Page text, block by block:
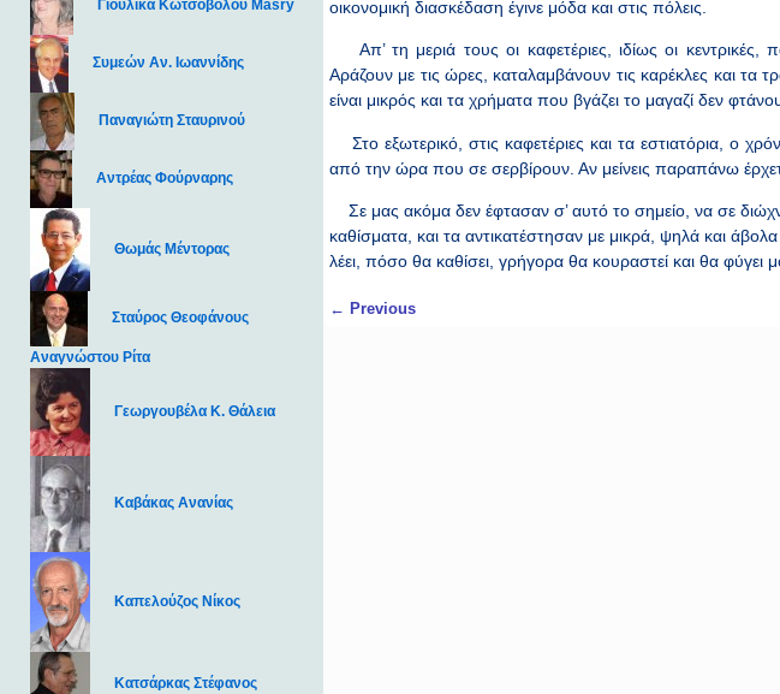
Γιούλικα Κωτσοβόλου Masry
Συμεών Αν. Ιωαννίδης
Παναγιώτη Σταυρινού
Αντρέας Φούρναρης
Θωμάς Μέντορας
Σταύρος Θεοφάνους
Αναγνώστου Ρίτα
Γεωργουβέλα Κ. Θάλεια
Καβάκας Ανανίας
Καπελούζος Νίκος
Κατσάρκας Στέφανος
οικονομική διασκέδαση έγινε μόδα και στις πόλεις.
Απ’ τη μεριά τους οι καφετέριες, ιδίως οι κεντρικές,
Αράζουν με τις ώρες, καταλαμβάνουν τις καρέκλες και τα
είναι μικρός και τα χρήματα που βγάζει το μαγαζί δεν
Στο εξωτερικό, στις καφετέριες και τα εστιατόρια, ο
από την ώρα που σε σερβίρουν. Αν μείνεις παραπάνω
Σε μας ακόμα δεν έφτασαν σ’ αυτό το σημείο, να σε
καθίσματα, και τα αντικατέστησαν με μικρά, ψηλά και
λέει, πόσο θα καθίσει, γρήγορα θα κουραστεί και θα φύγει
Post navigation
← Previous